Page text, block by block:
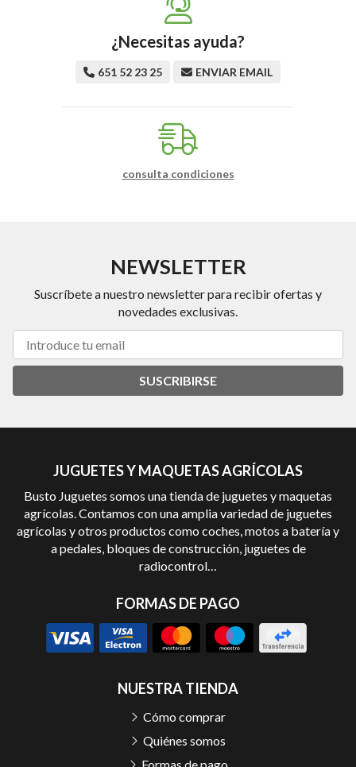
¿Necesitas ayuda?
651 52 23 25 ENVIAR EMAIL
consulta condiciones
NEWSLETTER
Suscríbete a nuestro newsletter para recibir ofertas y
novedades exclusivas.
SUSCRIBIRSE
JUGUETES Y MAQUETAS AGRÍCOLAS
Busto Juguetes somos una tienda de juguetes y maquetas
agrícolas. Contamos con una amplia variedad de juguetes
agrícolas y otros productos como coches, motos a batería y
a pedales, bloques de construcción, juguetes de
radiocontrol…
FORMAS DE PAGO
NUESTRA TIENDA
Cómo comprar
Quiénes somos